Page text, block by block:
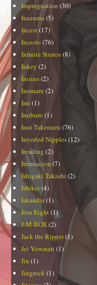
Impregnation (30)
Inazuma (5)
Incest(17)
Incesto (76)
Infinite Stratos(8)
Inkey (2)
Inoino (2)
Inomaru (2)
Inu (1)
Inuburo (1)
Inui Takemaru (76)
Inverted Nipples(12)
Ireading (2)
Irrumacion (7)
Ishigaki Takashi (2)
Ishikei (4)
Iskandar(1)
Itou Eight (1)
J-M-BOX(2)
Jack the Ripper(1)
Jet Yowatari (1)
Jin (1)
Jingrock (1)